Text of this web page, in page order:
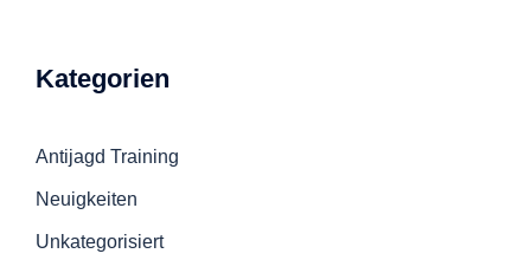
Kategorien
Antijagd Training
Neuigkeiten
Unkategorisiert